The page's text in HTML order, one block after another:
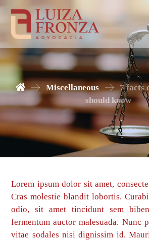
Miscellaneous
7 facts
should know
Lorem ipsum dolor sit amet,
Cras molestie blandit lobortis.
odio, sit amet tincidunt sem
fermentum auctor malesuada. Nunc
vitae sodales nisi dignissim id.